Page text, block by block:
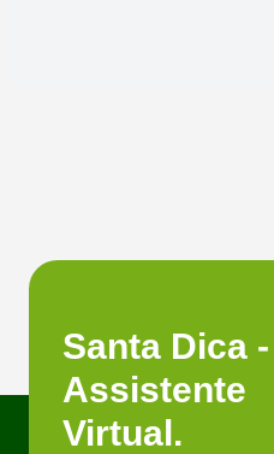
Santa Dica -
Assistente
Virtual.